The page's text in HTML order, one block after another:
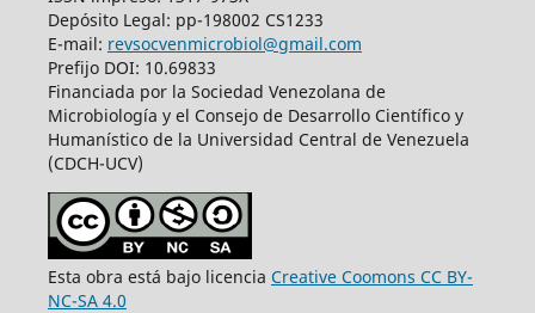
Depósito Legal: pp-198002 CS1233
E-mail: revsocvenmicrobiol@gmail.com
Prefijo DOI: 10.69833
Financiada por la Sociedad Venezolana de
Microbiología y el Consejo de Desarrollo Científico y
Humanístico de la Universidad Central de Venezuela
(CDCH-UCV)
Esta obra está bajo licencia Creative Coomons CC BY-
NC-SA 4.0